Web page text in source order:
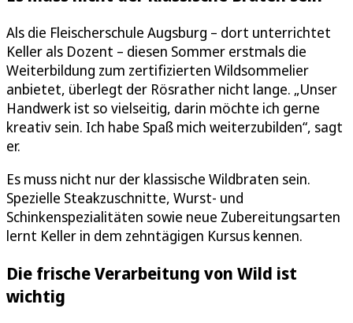
Als die Fleischerschule Augsburg – dort unterrichtet
Keller als Dozent – diesen Sommer erstmals die
Weiterbildung zum zertifizierten Wildsommelier
anbietet, überlegt der Rösrather nicht lange. „Unser
Handwerk ist so vielseitig, darin möchte ich gerne
kreativ sein. Ich habe Spaß mich weiterzubilden“, sagt
er.
Es muss nicht nur der klassische Wildbraten sein.
Spezielle Steakzuschnitte, Wurst- und
Schinkenspezialitäten sowie neue Zubereitungsarten
lernt Keller in dem zehntägigen Kursus kennen.
Die frische Verarbeitung von Wild ist
wichtig